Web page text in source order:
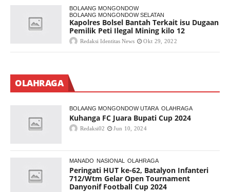
BOLAANG MONGONDOW
BOLAANG MONGONDOW SELATAN
Kapolres Bolsel Bantah Terkait isu Dugaan
Pemilik Peti Ilegal Mining kilo 12
Redaksi Identitas News Okt 29, 2022
OLAHRAGA
BOLAANG MONGONDOW UTARA OLAHRAGA
Kuhanga FC Juara Bupati Cup 2024
Redaksi02 Jun 10, 2024
MANADO NASIONAL OLAHRAGA
Peringati HUT ke-62, Batalyon Infanteri
712/Wtm Gelar Open Tournament
Danyonif Football Cup 2024